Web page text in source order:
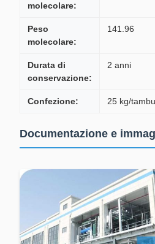
molecolare:
Peso
molecolare:
141.96
Durata di
conservazione:
2 anni
Confezione: 25 kg/
Documentazione e